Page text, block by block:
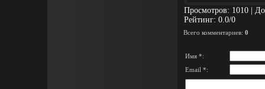
Просмотров: 1010 |
Рейтинг: 0.0/0
Всего комментариев: 0
Имя *:
Email *: